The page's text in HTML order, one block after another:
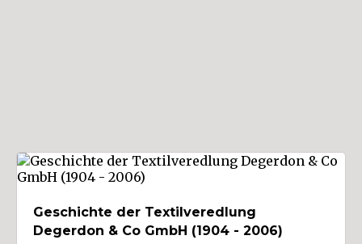
Geschichte der Textilveredlung
Degerdon & Co GmbH (1904 - 2006)